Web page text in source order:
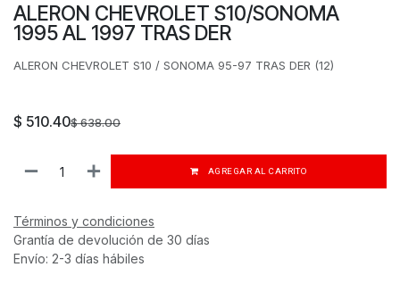
ALERON CHEVROLET S10/SONOMA
1995 AL 1997 TRAS DER
ALERON CHEVROLET S10 / SONOMA 95-97 TRAS DER (12)
$ 510.40$638.00
AGREGAR AL CARRITO
Términos y condiciones
Grantía de devolución de 30 días
Envío: 2-3 días hábiles